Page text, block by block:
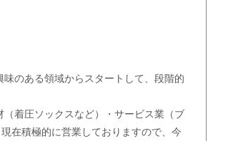
のある領域からスタートして、段階的
着圧ソックスなど）・サービス業（ブ
在積極的に営業しておりますので、今